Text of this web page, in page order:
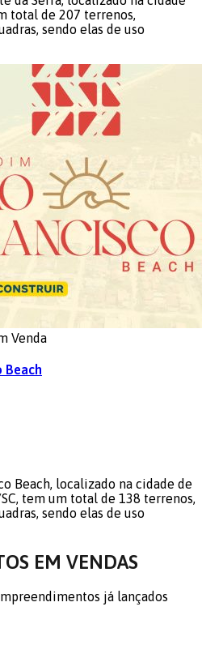
total de 207 terrenos,
sendo elas de uso
Venda
Beach
Beach, localizado na cidade de
tem um total de 138 terrenos,
sendo elas de uso
EM VENDAS
já lançados